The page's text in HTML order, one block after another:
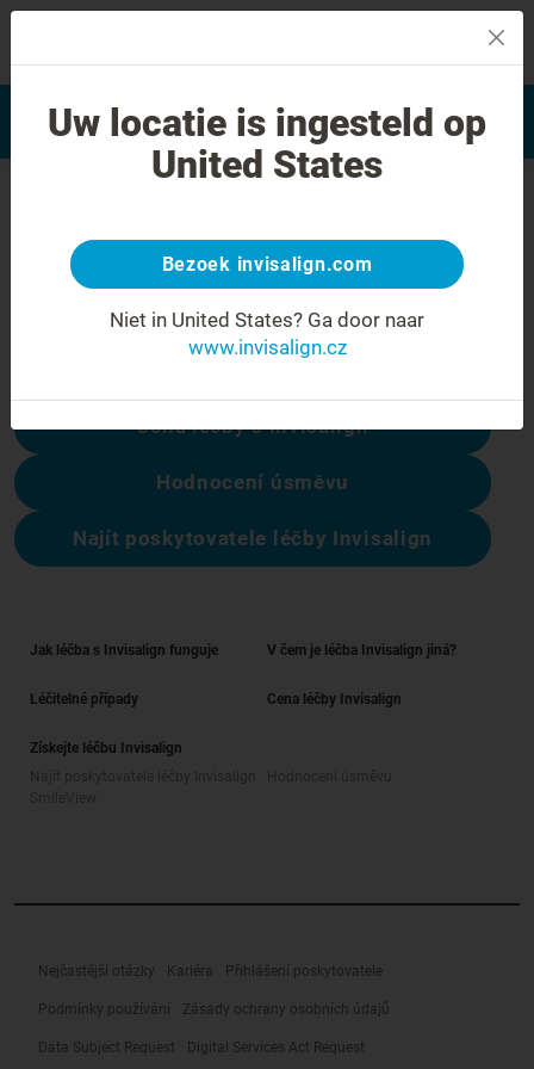
Hodnocení úsměvu
Najít poskytovatele léčby
Invisalign
Chyba 404
Přestaňte se mračit
Tato stránka není k dispozici, ale ostatní
Cena léčby s Invisalign
Hodnocení úsměvu
Najít poskytovatele léčby Invisalign
Jak léčba s Invisalign funguje V čem je léčba Invisalign jiná?
Léčitelné případy Cena léčby Invisalign
Získejte léčbu Invisalign
Nejčastější otázky Kariéra Přihlášení poskytovatele
Podmínky používání Zásady ochrany osobních údajů
Data Subject Request Digital Services Act Request
Uw locatie is ingesteld op
United States
Bezoek invisalign.com
Niet in United States? Ga door naar
www.invisalign.cz